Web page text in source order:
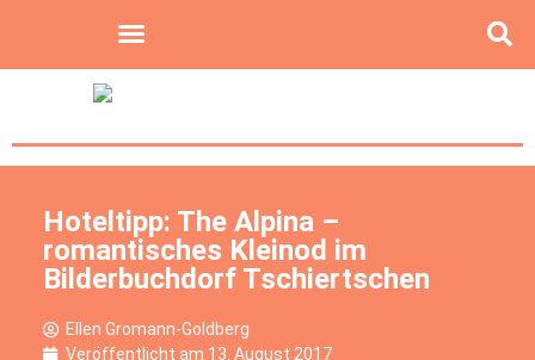
Hoteltipp: The Alpina –
romantisches Kleinod im
Bilderbuchdorf Tschiertschen
Ellen Gromann-Goldberg
Veröffentlicht am 13. August 2017